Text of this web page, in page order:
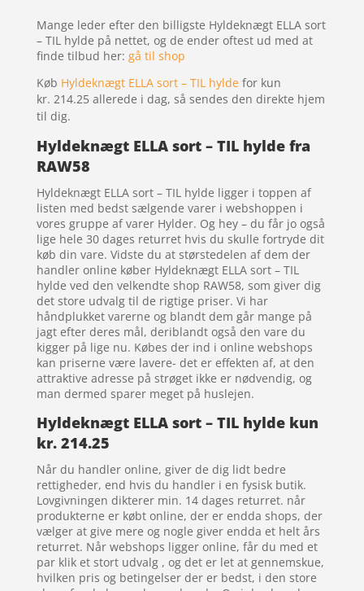
Mange leder efter den billigste Hyldeknægt ELLA sort
– TIL hylde på nettet, og de ender oftest ud med at
finde tilbud her: gå til shop
Køb Hyldeknægt ELLA sort – TIL hyldefor kun
kr. 214.25 allerede i dag, så sendes den direkte hjem
til dig.
Hyldeknægt ELLA sort – TIL hylde fra
RAW58
Hyldeknægt ELLA sort – TIL hylde ligger i toppen af
listen med bedst sælgende varer i webshoppen i
vores gruppe af varer Hylder. Og hey – du får jo også
lige hele 30 dages returret hvis du skulle fortryde dit
køb din vare. Vidste du at størstedelen af dem der
handler online køber Hyldeknægt ELLA sort – TIL
hylde ved den velkendte shop RAW58, som giver dig
det store udvalg til de rigtige priser. Vi har
håndplukket varerne og blandt dem går mange på
jagt efter deres mål, deriblandt også den vare du
kigger på lige nu. Købes der ind i online webshops
kan priserne være lavere- det er effekten af, at den
attraktive adresse på strøget ikke er nødvendig, og
man dermed sparer meget på huslejen.
Hyldeknægt ELLA sort – TIL hylde kun
kr. 214.25
Når du handler online, giver de dig lidt bedre
rettigheder, end hvis du handler i en fysisk butik.
Lovgivningen dikterer min. 14 dages returret. når
produkterne er købt online, der er endda shops, der
vælger at give mere og nogle giver endda et helt års
returret. Når webshops ligger online, får du med et
par klik et stort udvalg , og det er let at gennemskue,
hvilken pris og betingelser der er bedst, i den store